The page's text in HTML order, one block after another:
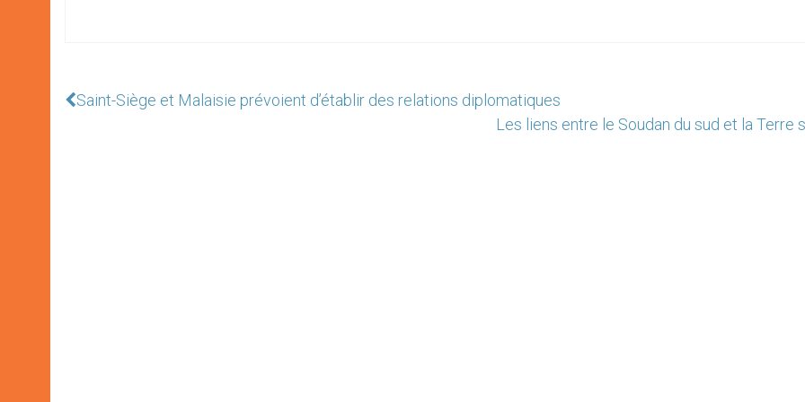
Saint-Siège et Malaisie prévoient d’établir des relations diplomatiques
Les liens entre le Soudan du sud et la Terre